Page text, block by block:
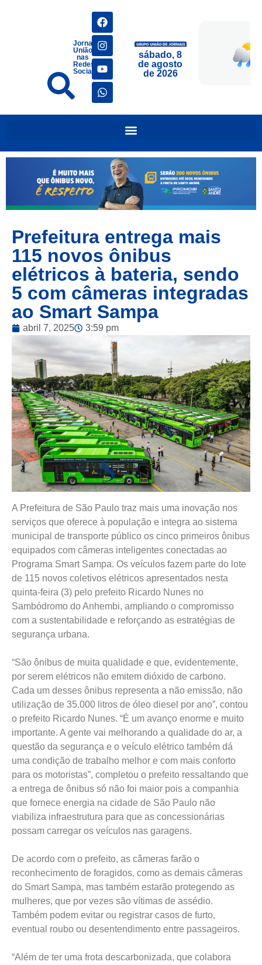
Jornais
União
nas
Redes
Sociais
sábado, 8
de agosto
de 2026
Prefeitura entrega mais
115 novos ônibus
elétricos à bateria, sendo
5 com câmeras integradas
ao Smart Sampa
abril 7, 2025 3:59 pm
A Prefeitura de São Paulo traz mais uma inovação nos
serviços que oferece à população e integra ao sistema
municipal de transporte público os cinco primeiros ônibus
equipados com câmeras inteligentes conectadas ao
Programa Smart Sampa. Os veículos fazem parte do lote
de 115 novos coletivos elétricos apresentados nesta
quinta-feira (3) pelo prefeito Ricardo Nunes no
Sambódromo do Anhembi, ampliando o compromisso
com a sustentabilidade e reforçando as estratégias de
segurança urbana.
“São ônibus de muita qualidade e que, evidentemente,
por serem elétricos não emitem dióxido de carbono.
Cada um desses ônibus representa a não emissão, não
utilização de 35.000 litros de óleo diesel por ano”, contou
o prefeito Ricardo Nunes. “É um avanço enorme e muito
importante. A gente vai melhorando a qualidade do ar, a
questão da segurança e o veículo elétrico também dá
uma condição de trabalho melhor e com mais conforto
para os motoristas”, completou o prefeito ressaltando que
a entrega de ônibus só não foi maior pois a companhia
que fornece energia na cidade de São Paulo não
viabiliza infraestrutura para que as concessionárias
possam carregar os veículos nas garagens.
De acordo com o prefeito, as câmeras farão o
reconhecimento de foragidos, como as demais câmeras
do Smart Sampa, mas também estarão protegendo as
mulheres, que por vezes são vítimas de assédio.
Também podem evitar ou registrar casos de furto,
eventual roubo ou desentendimento entre passageiros.
“Além de ter uma frota descarbonizada, que colabora